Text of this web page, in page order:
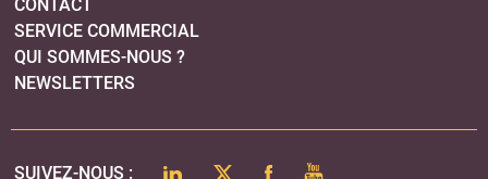
MENTIONS LÉGALES
POLITIQUE DE CONFIDENTIALITÉ
COOKIES